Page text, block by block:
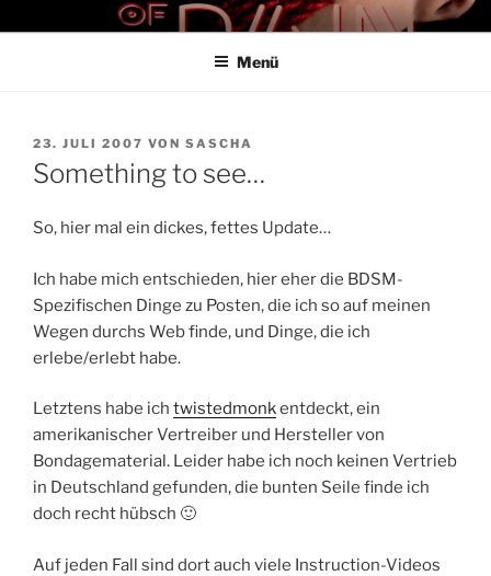
InhaltTHE ART OF PAIN
Der Blog für BDSM und Kinky Lifestyle
Menü
VERÖFFENTLICHT
AM
23. JULI 2007 VON SASCHA
Something to see…
So, hier mal ein dickes, fettes Update…
Ich habe mich entschieden, hier eher die BDSM-
Spezifischen Dinge zu Posten, die ich so auf meinen
Wegen durchs Web finde, und Dinge, die ich
erlebe/erlebt habe.
Letztens habe ich twistedmonkentdeckt, ein
amerikanischer Vertreiber und Hersteller von
Bondagematerial. Leider habe ich noch keinen Vertrieb
in Deutschland gefunden, die bunten Seile finde ich
doch recht hübsch 🙂
Auf jeden Fall sind dort auch viele Instruction-Videos